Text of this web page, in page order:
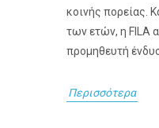
κοινής πορείας.
των ετών, η FILA
προμηθευτή
Περισσότερα